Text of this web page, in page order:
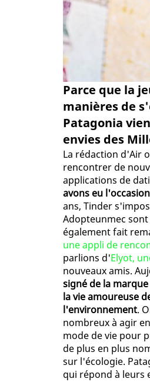
Parce que la
manières de
Patagonia
envies des
La rédaction d'Air
rencontrer de
applications de
avons eu
ans, Tinder
Adopteunmec
également fait
une appli de
parlions d'Elyot,
nouveaux amis.
signé de la
la vie amoureuse
l'environnement.
nombreux à agir
mode de vie pour
de plus en plus
sur l'écologie.
qui répond à leurs